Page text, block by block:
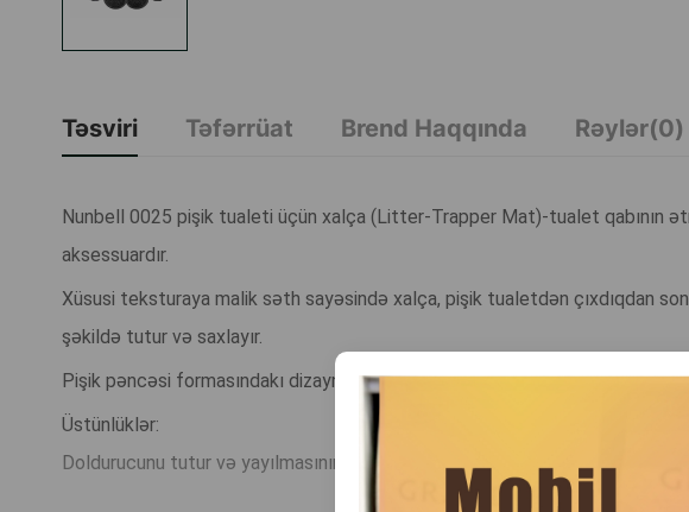
Təsviri Təfərrüat Brend Haqqında Rəylər(0)
Nunbell 0025 pişik tualeti üçün xalça (Litter-Trapper Mat)-tualet qabının
aksessuardır.
Xüsusi teksturaya malik səth sayəsində xalça, pişik tualetdən çıxdıqdan
şəkildə tutur və saxlayır.
Pişik pəncəsi formasındakı dizayn onu həm funksional, həm də interyer
Üstünlüklər:
Doldurucunu tutur və yayılmasının qarşısını alır